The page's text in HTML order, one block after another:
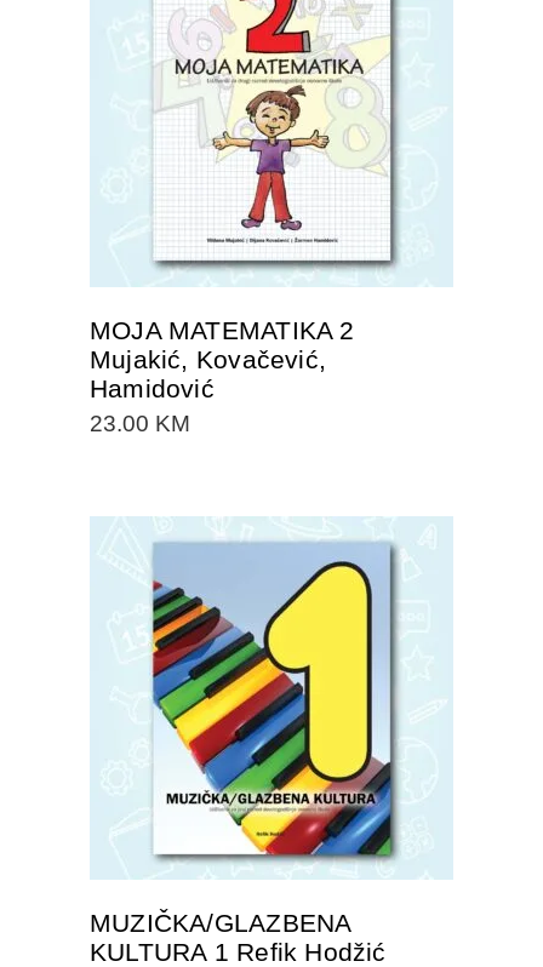
DODAJTE U KORPU
MOJA MATEMATIKA 2
Mujakić, Kovačević,
Hamidović
23.00 KM
DODAJTE U KORPU
MUZIČKA/GLAZBENA
KULTURA 1 Refik Hodžić